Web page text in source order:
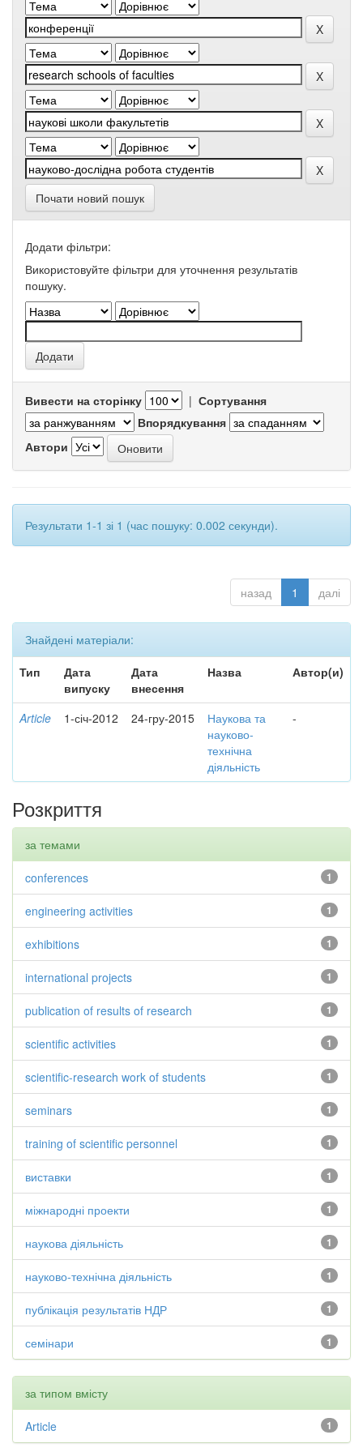
Почати новий пошук
Додати фільтри:
Використовуйте фільтри для уточнення результатів
пошуку.
Вивести на сторінку | Сортування
Впорядкування
Автори
Результати 1-1 зі 1 (час пошуку: 0.002 секунди).
назад 1 далі
Знайдені матеріали:
Тип
Дата
випуску
Дата
внесення
Назва Автор(и)
Article 1-січ-2012 24-гру-2015
Наукова та
науково-
технічна
діяльність
-
Розкриття
за темами
1
conferences
1
engineering activities
1
exhibitions
1
international projects
1
publication of results of research
1
scientific activities
1
scientific-research work of students
1
seminars
1
training of scientific personnel
1
виставки
1
міжнародні проекти
1
наукова діяльність
1
науково-технічна діяльність
1
публікація результатів НДР
1
семінари
за типом вмісту
1
Article